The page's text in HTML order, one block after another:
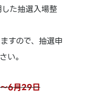
た抽選入場整
すので、抽選申
い。
6月29日